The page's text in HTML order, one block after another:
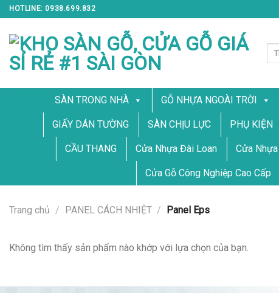
Skip
content
HOTLINE: 0938.699.832
Tìm
SÀN TRONG NHÀ GỖ NHỰA NGOÀI TRỜI
GIẤY DÁN TƯỜNG SÀN CHỊU LỰC PHỤ KIỆN
CẦU THANG Cửa Nhựa Đài Loan Cửa
Cửa Gỗ Công Nghiệp Cao Cấp
Trang chủ / PANEL CÁCH NHIỆT / Panel Eps
Không tìm thấy sản phẩm nào khớp với lựa chọn của bạn.